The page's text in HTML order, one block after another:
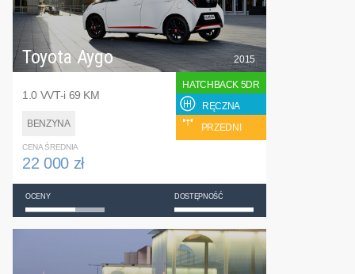
Toyota Aygo
1.0 VVT-i 69 KM
BENZYNA
2015
HATCHBACK 5DR
RĘCZNA
PRZEDNI
CENA ŚREDNIA
22 000 zł
OCENY DOSTĘPNOŚĆ